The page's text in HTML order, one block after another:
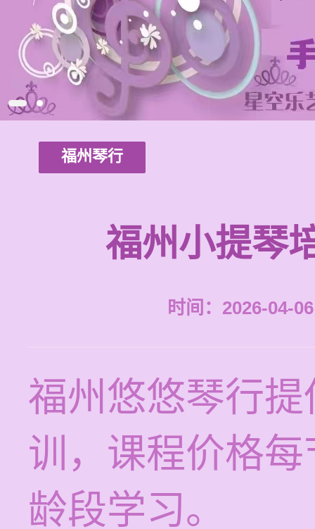
福州琴行
福州小提琴
时间：2026-04-
福州悠悠琴行
训，课程价格
龄段学习。